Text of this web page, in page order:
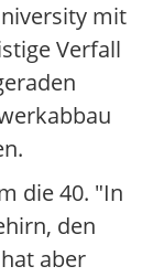
mit
Verfall
die 40. "In
den
aber